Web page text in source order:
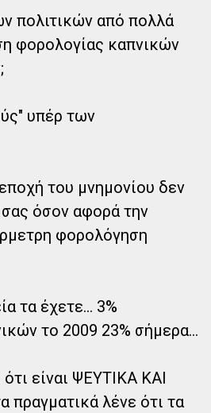
πολιτικών από πολλά
φορολογίας καπνικών
υπέρ των
του μνημονίου δεν
όσον αφορά την
φορολόγηση
τα έχετε... 3%
το 2009 23% σήμερα...
είναι ΨΕΥΤΙΚΑ ΚΑΙ
λένε ότι τα